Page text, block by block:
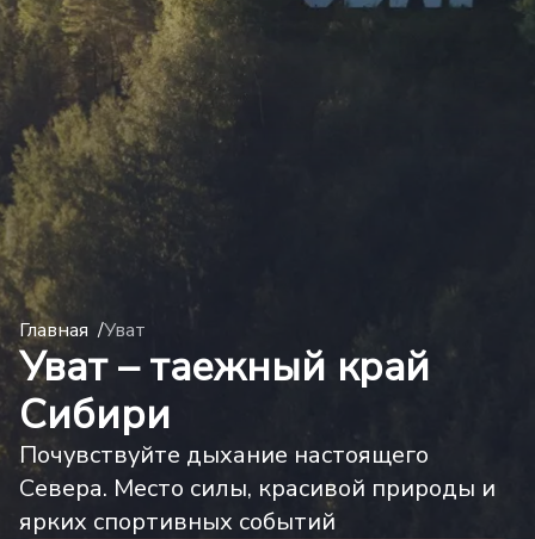
Главная Уват
Уват – таежный край
Сибири
Почувствуйте дыхание настоящего
Севера. Место силы, красивой природы и
ярких спортивных событий